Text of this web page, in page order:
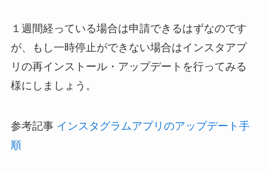
１週間経っている場合は申請できるはずなのです
が、もし一時停止ができない場合はインスタアプ
リの再インストール・アップデートを行ってみる
様にしましょう。
参考記事 インスタグラムアプリのアップデート手
順